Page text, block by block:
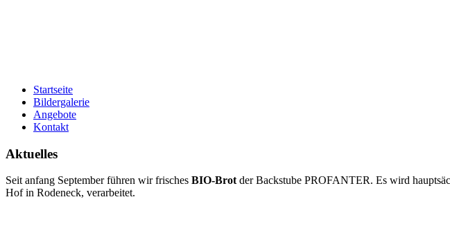
Startseite
Bildergalerie
Angebote
Kontakt
Aktuelles
Seit anfang September führen wir frisches BIO-Brotder Backstube PROFANTER. Es wird
Hof in Rodeneck, verarbeitet.